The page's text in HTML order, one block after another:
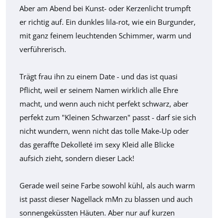
Aber am Abend bei Kunst- oder Kerzenlicht trumpft
er richtig auf. Ein dunkles lila-rot, wie ein Burgunder,
mit ganz feinem leuchtenden Schimmer, warm und
verführerisch.
Trägt frau ihn zu einem Date - und das ist quasi
Pflicht, weil er seinem Namen wirklich alle Ehre
macht, und wenn auch nicht perfekt schwarz, aber
perfekt zum "Kleinen Schwarzen" passt - darf sie sich
nicht wundern, wenn nicht das tolle Make-Up oder
das geraffte Dekolleté im sexy Kleid alle Blicke
aufsich zieht, sondern dieser Lack!
Gerade weil seine Farbe sowohl kühl, als auch warm
ist passt dieser Nagellack mMn zu blassen und auch
sonnengeküssten Häuten. Aber nur auf kurzen